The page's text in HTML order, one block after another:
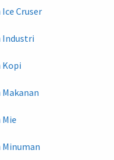
Ice Cruser
Industri
Kopi
Makanan
Mie
Minuman